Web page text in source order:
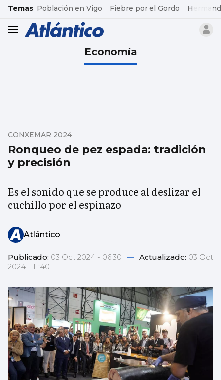
common.go-to-content
Temas Población en Vigo Fiebre por el Gordo
header.menu.open
Economía
Ronqueo de pez espada: tradición
y precisión
CONXEMAR 2024
Es el sonido que se produce al deslizar el
cuchillo por el espinazo
Atlántico
Publicado: 03 Oct 2024 - 06:30 — Actualizado: 03 Oct
2024 - 11:40